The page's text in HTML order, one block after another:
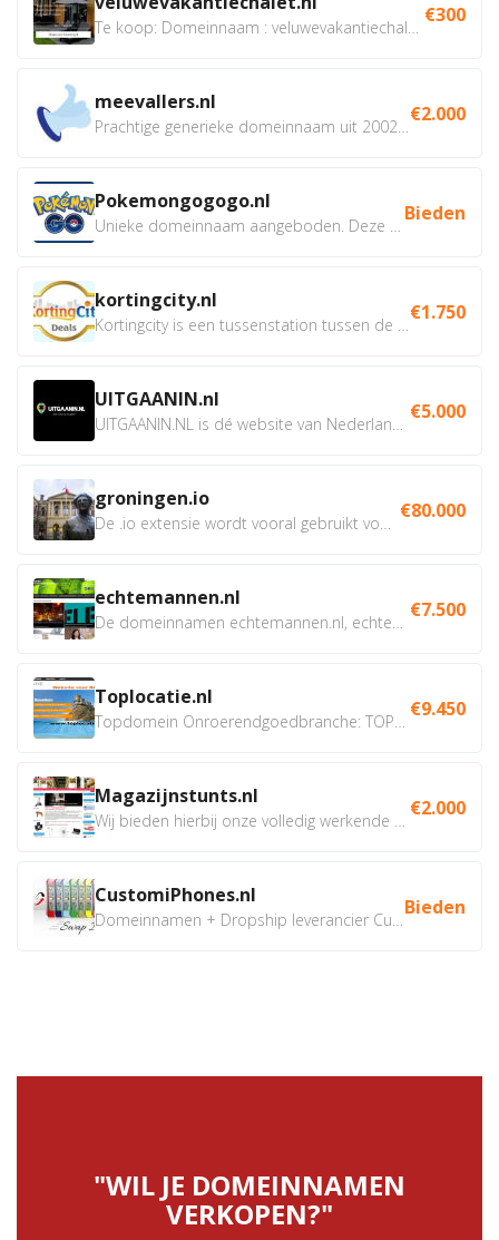
€300
meevallers.nl €2.000
Pokemongogogo.nl Bieden
kortingcity.nl €1.750
UITGAANIN.nl €5.000
groningen.io €80.000
echtemannen.nl €7.500
Toplocatie.nl €9.450
Magazijnstunts.nl €2.000
CustomiPhones.nl Bieden
"WIL JE DOMEINNAMEN
VERKOPEN?"